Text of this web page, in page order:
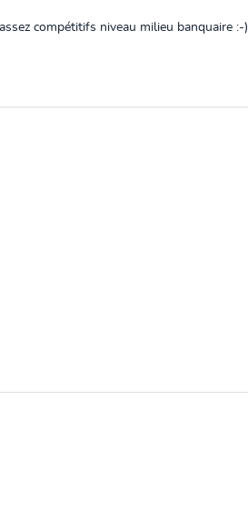
compétitifs niveau milieu banquaire :-)